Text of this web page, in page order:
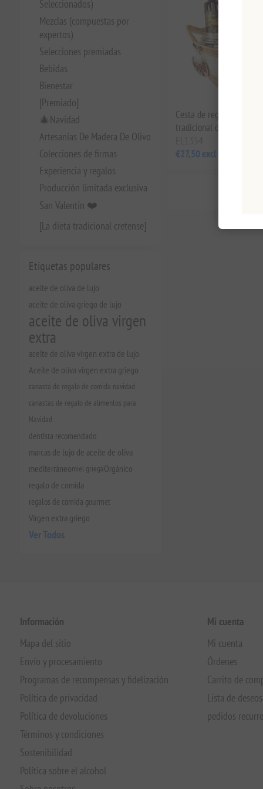
Seleccionados)
Mezclas (compuestas por
expertos)
Selecciones premiadas
Bebidas
Bienestar
[Premiado]
🎄Navidad
Artesanías De Madera De Olivo
Colecciones de firmas
Experiencia y regalos
Producción limitada exclusiva
San Valentín ❤️
[La dieta tradicional cretense]
Etiquetas populares
aceite de oliva de lujo
aceite de oliva griego de lujo
aceite de oliva virgen
extra
aceite de oliva virgen extra de lujo
Aceite de oliva virgen extra griego
canasta de regalo de comida navidad
canastas de regalo de alimentos para
Navidad
dentista recomendado
marcas de lujo de aceite de oliva
mediterráneomiel griegaOrgánico
regalo de comida
regalos de comida gourmet
Virgen extra griego
Ver Todos
Cesta de regalo de
tradicional de Navidad
€27,50 excl impuestos
Información
Mapa del sitio
Envío y procesamiento
Programas de recompensas y fidelización
Política de privacidad
Política de devoluciones
Términos y condiciones
Sostenibilidad
Política sobre el alcohol
Mi cuenta
Mi cuenta
Órdenes
Carrito de
Lista de deseos
pedidos